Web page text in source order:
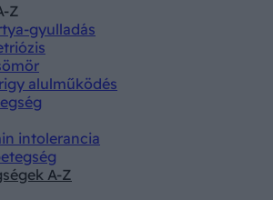
Z
gyulladás
alulműködés
intolerancia
A-Z